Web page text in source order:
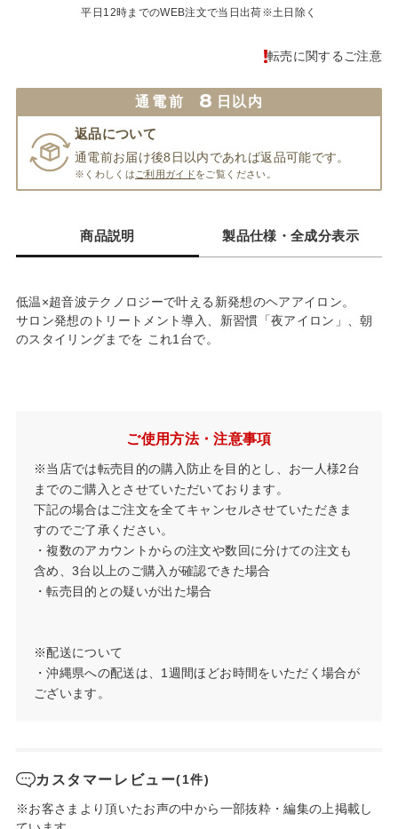
平日12時までのWEB注文で当日出荷※土日除く
転売に関するご注意
通電前 8 日以内
返品について
通電前お届け後8日以内であれば返品可能です。
※くわしくは ご利用ガイドをご覧ください。
商品説明 製品仕様・全成分表示
低温×超音波テクノロジーで叶える新発想のヘアアイロン。
サロン発想のトリートメント導入、新習慣「夜アイロン」、朝
のスタイリングまでを これ1台で。
ご使用方法・注意事項
※当店では転売目的の購入防止を目的とし、お一人様2台
までのご購入とさせていただいております。
下記の場合はご注文を全てキャンセルさせていただきま
すのでご了承ください。
・複数のアカウントからの注文や数回に分けての注文も
含め、3台以上のご購入が確認できた場合
・転売目的との疑いが出た場合
※配送について
・沖縄県への配送は、1週間ほどお時間をいただく場合が
ございます。
カスタマーレビュー(1件)
※お客さまより頂いたお声の中から一部抜粋・編集の上掲載し